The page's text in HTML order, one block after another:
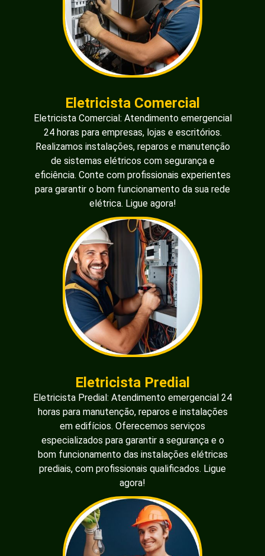
Eletricista Comercial
Eletricista Comercial: Atendimento emergencial
24 horas para empresas, lojas e escritórios.
Realizamos instalações, reparos e manutenção
de sistemas elétricos com segurança e
eficiência. Conte com profissionais experientes
para garantir o bom funcionamento da sua rede
elétrica. Ligue agora!
Eletricista Predial
Eletricista Predial: Atendimento emergencial 24
horas para manutenção, reparos e instalações
em edifícios. Oferecemos serviços
especializados para garantir a segurança e o
bom funcionamento das instalações elétricas
prediais, com profissionais qualificados. Ligue
agora!